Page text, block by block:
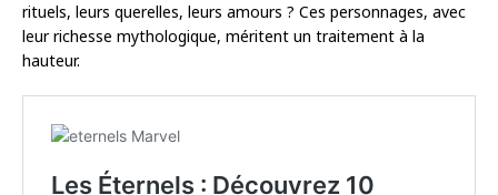
rituels, leurs querelles, leurs amours ? Ces personnages, avec
leur richesse mythologique, méritent un traitement à la
hauteur.